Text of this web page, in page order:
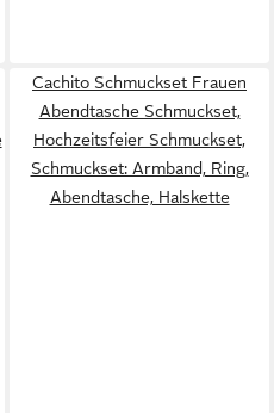
Cachito Schmuckset Frauen
Abendtasche Schmuckset,
Hochzeitsfeier Schmuckset,
Schmuckset: Armband, Ring,
Abendtasche, Halskette